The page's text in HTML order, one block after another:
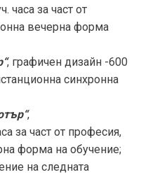
часа за част от
вечерна форма
, графичен дизайн -600
синхронна
,
за част от професия,
форма на обучение;
на следната